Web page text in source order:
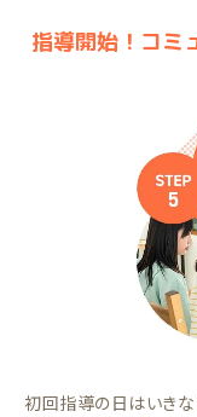
指導開始！コミ
初回指導の日はいき